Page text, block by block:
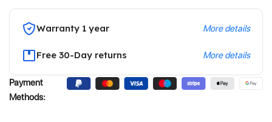
Warranty 1 year More details
Free 30-Day returns More details
Payment
Methods: